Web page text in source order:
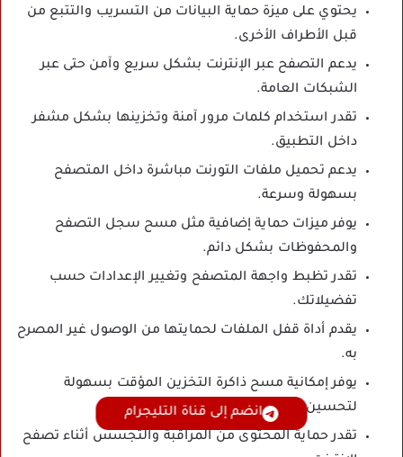
يحتوي على ميزة حماية البيانات من التسريب والتتبع من
قبل الأطراف الأخرى.
يدعم التصفح عبر الإنترنت بشكل سريع وآمن حتى عبر
الشبكات العامة.
تقدر استخدام كلمات مرور آمنة وتخزينها بشكل مشفر
داخل التطبيق.
يدعم تحميل ملفات التورنت مباشرة داخل المتصفح
بسهولة وسرعة.
يوفر ميزات حماية إضافية مثل مسح سجل التصفح
والمحفوظات بشكل دائم.
تقدر تظبط واجهة المتصفح وتغيير الإعدادات حسب
تفضيلاتك.
يقدم أداة قفل الملفات لحمايتها من الوصول غير المصرح
به.
يوفر إمكانية مسح ذاكرة التخزين المؤقت بسهولة
لتحسين الأداء.
تقدر حماية المحتوى من المراقبة والتجسس أثناء تصفح
انضم إلى قناة التليجرام